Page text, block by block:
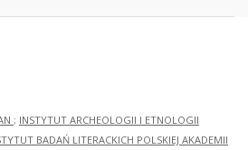
; INSTYTUT ARCHEOLOGII I ETNOLOGII
BADAŃ LITERACKICH POLSKIEJ AKADEMII